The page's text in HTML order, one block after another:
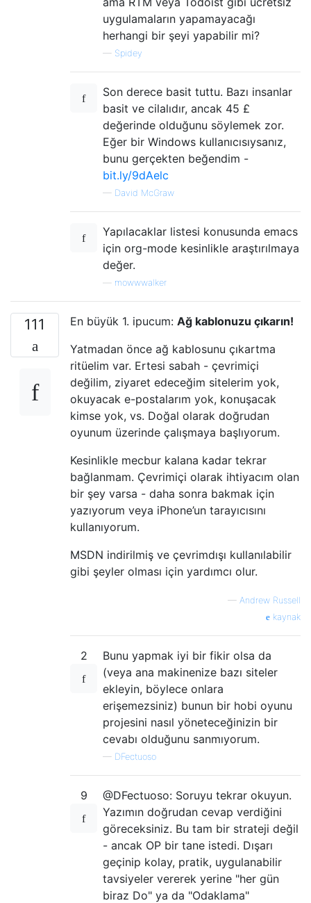
uygulamaların yapamayacağı
herhangi bir şeyi yapabilir mi?
— Spidey
Son derece basit tuttu. Bazı insanlar
basit ve cilalıdır, ancak 45 £
değerinde olduğunu söylemek zor.
Eğer bir Windows kullanıcısıysanız,
bunu gerçekten beğendim -
bit.ly/9dAelc
— David McGraw
Yapılacaklar listesi konusunda emacs
için org-mode kesinlikle araştırılmaya
değer.
mowwwalker
111 En büyük 1. ipucum: Ağ kablonuzu çıkarın!
Yatmadan önce ağ kablosunu çıkartma
ritüelim var. Ertesi sabah - çevrimiçi
değilim, ziyaret edeceğim sitelerim yok,
okuyacak e-postalarım yok, konuşacak
kimse yok, vs. Doğal olarak doğrudan
oyunum üzerinde çalışmaya başlıyorum.
Kesinlikle mecbur kalana kadar tekrar
bağlanmam. Çevrimiçi olarak ihtiyacım olan
bir şey varsa - daha sonra bakmak için
yazıyorum veya iPhone’un tarayıcısını
kullanıyorum.
MSDN indirilmiş ve çevrimdışı kullanılabilir
gibi şeyler olması için yardımcı olur.
— Andrew Russell
kaynak
2
Bunu yapmak iyi bir fikir olsa da
(veya ana makinenize bazı siteler
ekleyin, böylece onlara
erişemezsiniz) bunun bir hobi oyunu
projesini nasıl yöneteceğinizin bir
cevabı olduğunu sanmıyorum.
— DFectuoso
9
@DFectuoso: Soruyu tekrar okuyun.
Yazımın doğrudan cevap verdiğini
göreceksiniz. Bu tam bir strateji değil
- ancak OP bir tane istedi. Dışarı
geçinip kolay, pratik, uygulanabilir
tavsiyeler vererek yerine "her gün
biraz Do" ya da "Odaklama"